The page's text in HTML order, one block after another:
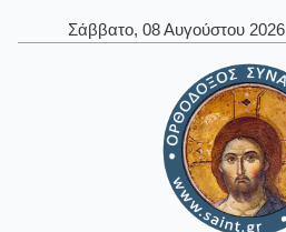
Σάββατο, 08 Αυγούστου 2026